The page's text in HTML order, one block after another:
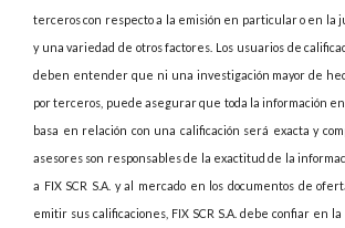
terceros con respecto a la emisión en particular o en la
y una variedad de otros factores. Los usuarios de
deben entender que ni una investigación mayor de
por terceros, puede asegurar que toda la información en
basa en relación con una calificación será exacta y
asesores son responsables de la exactitud de la
a FIX SCR S.A. y al mercado en los documentos de
emitir sus calificaciones, FIX SCR S.A. debe confiar en